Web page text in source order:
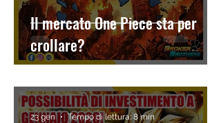
Il mercato One Piece sta per
crollare?
23 gen Tempo di lettura: 8 min